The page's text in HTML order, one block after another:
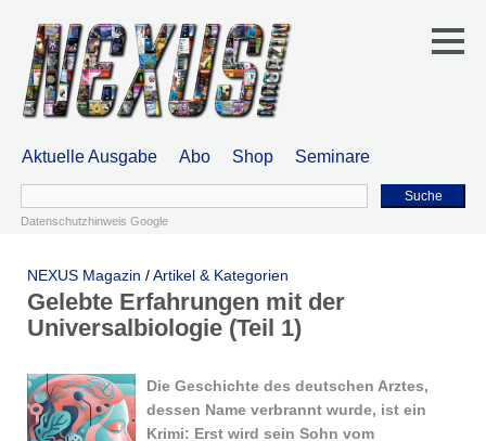
Aktuelle Ausgabe Abo Shop Seminare
Suche
Datenschutzhinweis Google
NEXUS Magazin /Artikel & Kategorien
Gelebte Erfahrungen mit der
Universalbiologie (Teil 1)
Die Geschichte des deutschen Arztes,
dessen Name verbrannt wurde, ist ein
Krimi: Erst wird sein Sohn vom